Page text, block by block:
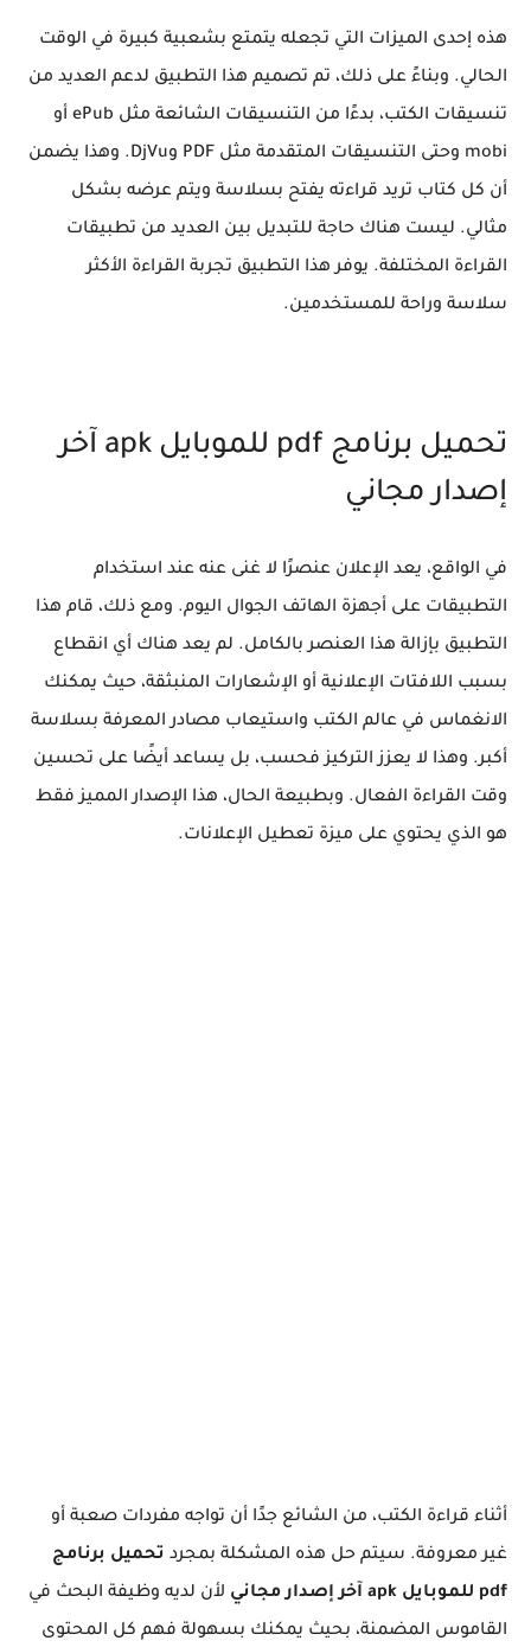
هذه إحدى الميزات التي تجعله يتمتع بشعبية كبيرة في الوقت
الحالي. وبناءً على ذلك، تم تصميم هذا التطبيق لدعم العديد من
تنسيقات الكتب، بدءًا من التنسيقات الشائعة مثل ePub أو
mobi وحتى التنسيقات المتقدمة مثل PDF وDjVu. وهذا يضمن
أن كل كتاب تريد قراءته يفتح بسلاسة ويتم عرضه بشكل
مثالي. ليست هناك حاجة للتبديل بين العديد من تطبيقات
القراءة المختلفة. يوفر هذا التطبيق تجربة القراءة الأكثر
سلاسة وراحة للمستخدمين.
تحميل برنامج pdf للموبايل apk آخر
إصدار مجاني
في الواقع، يعد الإعلان عنصرًا لا غنى عنه عند استخدام
التطبيقات على أجهزة الهاتف الجوال اليوم. ومع ذلك، قام هذا
التطبيق بإزالة هذا العنصر بالكامل. لم يعد هناك أي انقطاع
بسبب اللافتات الإعلانية أو الإشعارات المنبثقة، حيث يمكنك
الانغماس في عالم الكتب واستيعاب مصادر المعرفة بسلاسة
أكبر. وهذا لا يعزز التركيز فحسب، بل يساعد أيضًا على تحسين
وقت القراءة الفعال. وبطبيعة الحال، هذا الإصدار المميز فقط
هو الذي يحتوي على ميزة تعطيل الإعلانات.
أثناء قراءة الكتب، من الشائع جدًا أن تواجه مفردات صعبة أو
غير معروفة. سيتم حل هذه المشكلة بمجرد تحميل برنامج
pdf للموبايل apk آخر إصدار مجاني
لأن لديه وظيفة البحث في
القاموس المضمنة، بحيث يمكنك بسهولة فهم كل المحتوى